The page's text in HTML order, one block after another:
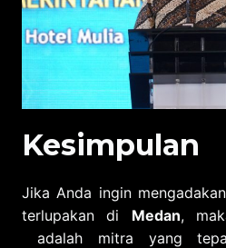
Kesimpulan
Jika Anda ingin
terlupakan di Medan,
adalah mitra yang